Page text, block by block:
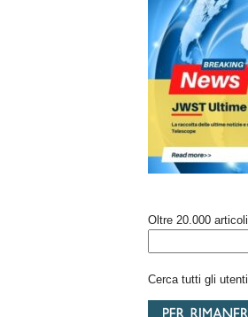
Oltre 20.000 articoli
Cerca tutti gli utenti